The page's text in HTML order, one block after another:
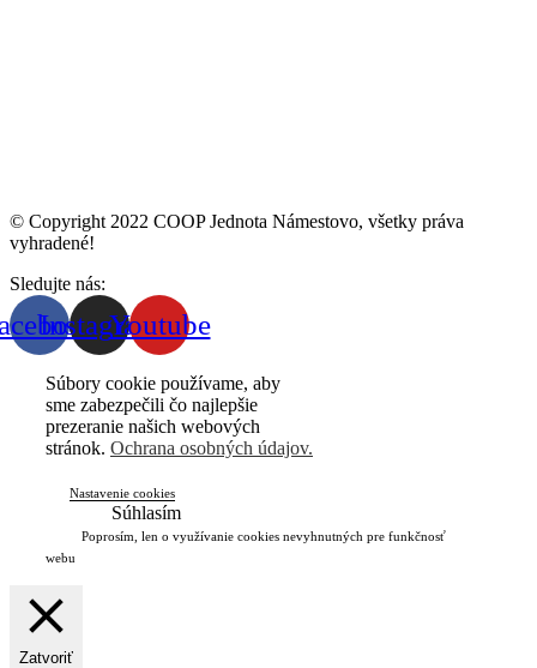
© Copyright 2022 COOP Jednota Námestovo, všetky práva
vyhradené!
Sledujte nás:
InstagramYoutube
Súbory cookie používame, aby
sme zabezpečili čo najlepšie
prezeranie našich webových
stránok. Ochrana osobných údajov.
Nastavenie cookies
Súhlasím
Poprosím, len o využívanie cookies nevyhnutných pre funkčnosť
webu
Zatvoriť